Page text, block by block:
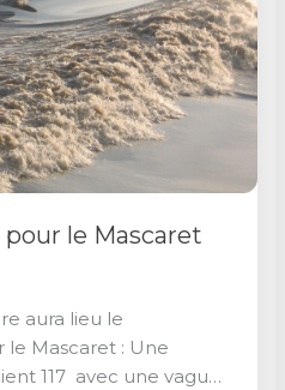
le Mascaret
aura lieu le
Mascaret : Une
117 avec une vague